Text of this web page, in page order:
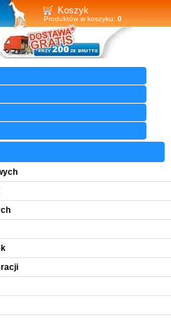
Koszyk
Produktów w koszyku: 0